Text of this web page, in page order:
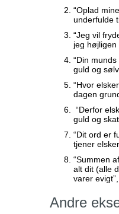
“Oplad
underfulde
“Jeg vil
jeg højligen
“Din
guld og
“Hvor
dagen
“Derfor
guld og
“Dit ord er
tjener
“Summen
alt dit (alle
varer
Andre